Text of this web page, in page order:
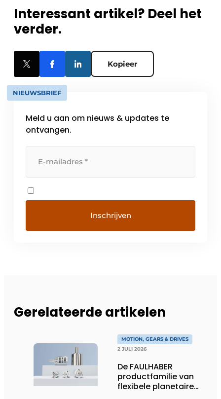
Interessant artikel? Deel het
verder.
Kopieer
NIEUWSBRIEF
Meld u aan om nieuws & updates te
ontvangen.
Gerelateerde artikelen
MOTION, GEARS & DRIVES
2 JULI 2026
De FAULHABER
productfamilie van
flexibele planetaire